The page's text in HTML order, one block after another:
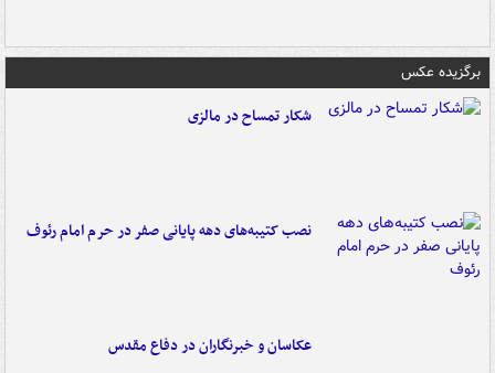
برگزیده عکس
شکار تمساح در مالزی
نصب کتیبه‌های دهه پایانی صفر در حرم امام رئوف
عکاسان و خبرنگاران در دفاع مقدس